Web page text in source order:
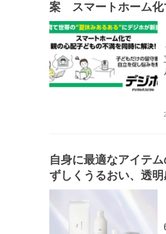
案 スマートホーム化
満を同時に解決！
自身に最適なアイテ
ずしくうるおい、透
定スキンケアキット